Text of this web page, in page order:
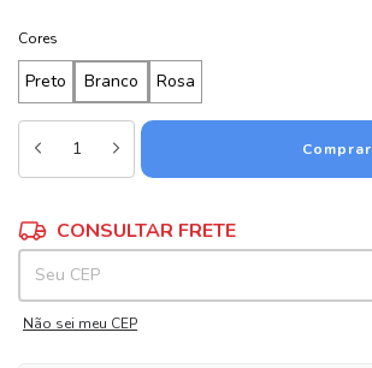
Cores
Preto Branco Rosa
Entregas para o CEP:
CONSULTAR FRETE
Não sei meu CEP